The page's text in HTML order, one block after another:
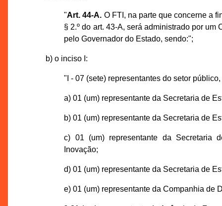
"Art. 44-A. O FTI, na parte que concerne a
§ 2.º do art. 43-A, será administrado por
pelo Governador do Estado, sendo:";
b) o inciso I:
"I - 07 (sete) representantes do setor
a) 01 (um) representante da Secretaria de
b) 01 (um) representante da Secretaria de
c) 01 (um) representante da Secretaria
Inovação;
d) 01 (um) representante da Secretaria de
e) 01 (um) representante da Companhia de